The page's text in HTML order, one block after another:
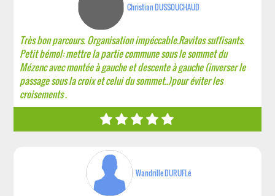
Christian DUSSOUCHAUD
Très bon parcours. Organisation impéccable.Ravitos suffisants.
Petit bémol: mettre la partie commune sous le sommet du
Mézenc avec montée à gauche et descente à gauche (inverser le
passage sous la croix et celui du sommet..)pour éviter les
croisements .
Wandrille DURUFLé